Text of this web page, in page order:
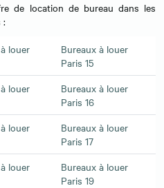
de location de bureau dans les
:
louer
Bureaux à louer
Paris 15
louer
Bureaux à louer
Paris 16
louer
Bureaux à louer
Paris 17
louer
Bureaux à louer
Paris 19